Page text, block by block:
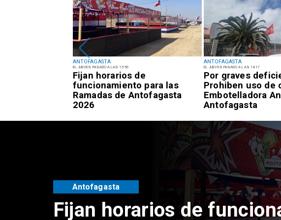
ANTOFAGASTA
EL JUEVES PASADO A LAS 15:56
Fijan horarios de
funcionamiento para las
Ramadas de Antofagasta
2026
ANTOFAGASTA
EL JUEVES PASADO A LAS 14:17
Por graves
Prohiben uso de
Embotelladora
Antofagasta
Fijan horarios de
Antofagasta